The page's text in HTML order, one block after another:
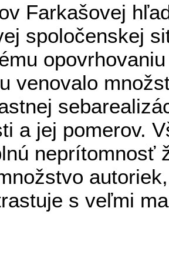
Farkašovej
spoločenskej
venovalo
a jej pomerov.
neprítomnosť
s veľmi